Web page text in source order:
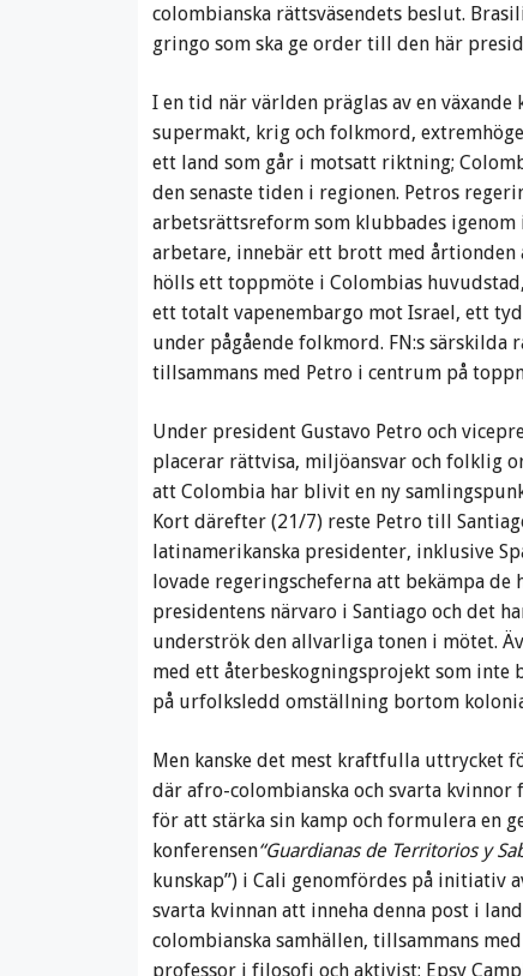
colombianska rättsväsendets beslut.
gringo som ska ge order till den här
I en tid när världen präglas av en
supermakt, krig och folkmord,
ett land som går i motsatt riktning;
den senaste tiden i regionen. Petros
arbetsrättsreform som klubbades
arbetare, innebär ett brott med årtionden
hölls ett toppmöte i Colombias
ett totalt vapenembargo mot Israel, ett
under pågående folkmord. FN:s särskilda
tillsammans med Petro i centrum på
Under president Gustavo Petro och
placerar rättvisa, miljöansvar och folklig
att Colombia har blivit en ny
Kort därefter (21/7) reste Petro till
latinamerikanska presidenter, inklusive
lovade regeringscheferna att bekämpa
presidentens närvaro i Santiago och det
underströk den allvarliga tonen i mötet.
med ett återbeskogningsprojekt som inte
på urfolksledd omställning bortom
Men kanske det mest kraftfulla uttrycket
där afro-colombianska och svarta kvinnor
för att stärka sin kamp och formulera en
konferensen“Guardianas de Territorios y
kunskap”) i Cali genomfördes på initiativ
svarta kvinnan att inneha denna post i
colombianska samhällen, tillsammans
professor i filosofi och aktivist; Epsy